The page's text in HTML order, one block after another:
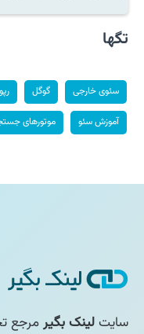
تگها
سئوی خارجی گوگل
آموزش سئو موتورهای
سایتلینک بگیرمرجع